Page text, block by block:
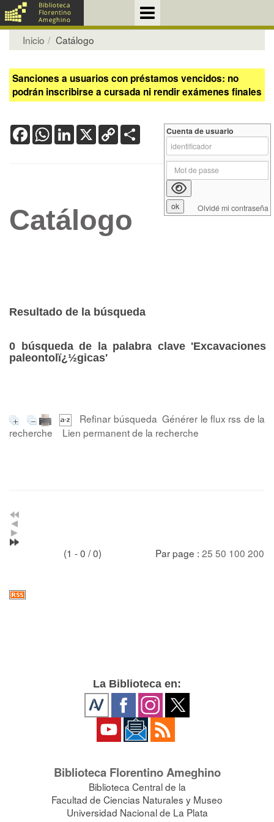
Inicio Catálogo
Sanciones a usuarios con préstamos vencidos: no
podrán inscribirse a cursada ni rendir exámenes finales
FacebookWhatsApp
LinkedIn
X Copy
Link
Catálogo
Resultado de la búsqueda
0 búsqueda de la palabra clave 'Excavaciones
paleontolï¿½gicas'
Refinar búsqueda Générer le flux rss de la
recherche
Lien permanent de la recherche
(1 - 0 / 0) Par page : 25 50 100 200
Cuenta de usuario
Olvidé mi contraseña
La Biblioteca en:
Biblioteca Florentino Ameghino
Biblioteca Central de la
Facultad de Ciencias Naturales y Museo
Universidad Nacional de La Plata